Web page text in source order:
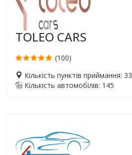
TOLEO CARS
(100)
Кількість пунктів приймання: 33
Кількість автомобілів: 145